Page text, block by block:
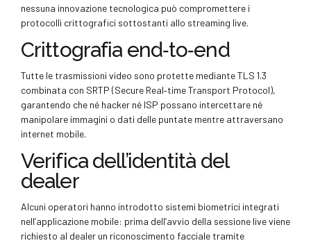
nessuna innovazione tecnologica può compromettere i
protocolli crittografici sottostanti allo streaming live.
Crittografia end‑to‑end
Tutte le trasmissioni video sono protette mediante TLS 1.​3
combinata con SRTP (Secure Real‑time Transport Protocol),
garantendo che né hacker né ISP possano intercettare né
manipolare immagini o dati delle puntate mentre attraversano
internet mobile.
Verifica dell’identità del
dealer
Alcuni operatori hanno introdotto sistemi biometrici integrati
nell’applicazione mobile: prima dell’avvio della sessione live viene
richiesto al dealer un riconoscimento facciale tramite